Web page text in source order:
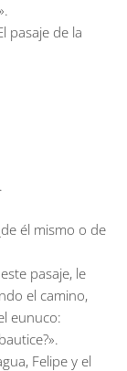
pasaje de la
él mismo o de
pasaje, le
el camino,
eunuco:
Felipe y el